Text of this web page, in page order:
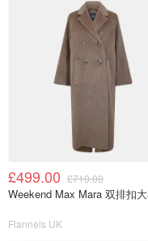
£499.00 £710.00
Weekend Max Mara 双排扣
Flannels UK